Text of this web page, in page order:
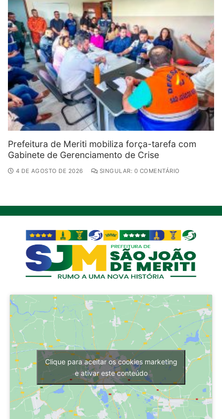
Prefeitura de Meriti mobiliza força-tarefa com
Gabinete de Gerenciamento de Crise
4 DE AGOSTO DE 2026 SINGULAR: 0 COMENTÁRIO
Clique para aceitar os cookies marketing
e ativar este conteúdo